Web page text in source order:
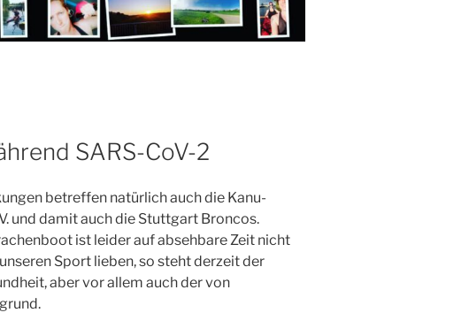
SARS-CoV-2
betreffen natürlich auch die Kanu-
und damit auch die Stuttgart Broncos.
ist leider auf absehbare Zeit nicht
Sport lieben, so steht derzeit der
aber vor allem auch der von